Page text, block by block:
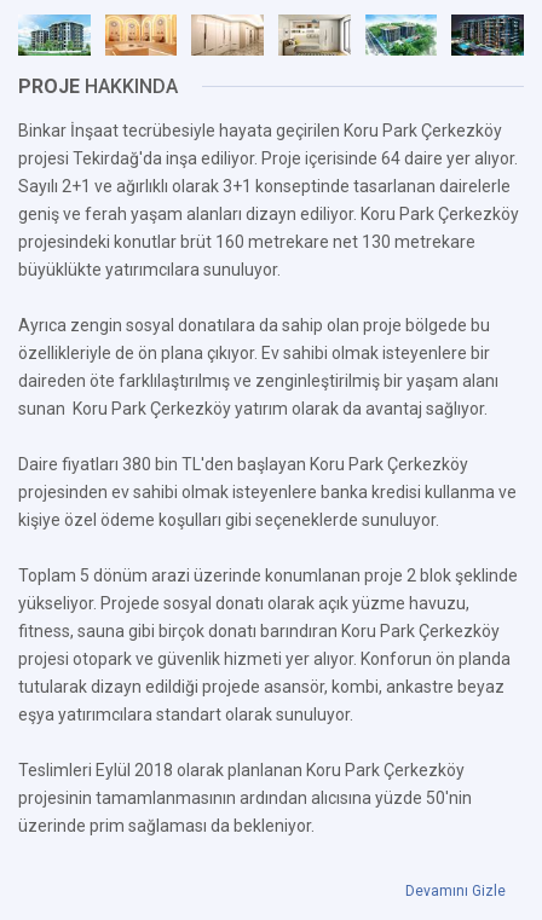
PROJE HAKKINDA
Binkar İnşaat tecrübesiyle hayata geçirilen Koru Park Çerkezköy
projesi Tekirdağ'da inşa ediliyor. Proje içerisinde 64 daire yer alıyor.
Sayılı 2+1 ve ağırlıklı olarak 3+1 konseptinde tasarlanan dairelerle
geniş ve ferah yaşam alanları dizayn ediliyor. Koru Park Çerkezköy
projesindeki konutlar brüt 160 metrekare net 130 metrekare
büyüklükte yatırımcılara sunuluyor.
Ayrıca zengin sosyal donatılara da sahip olan proje bölgede bu
özellikleriyle de ön plana çıkıyor. Ev sahibi olmak isteyenlere bir
daireden öte farklılaştırılmış ve zenginleştirilmiş bir yaşam alanı
sunan Koru Park Çerkezköy yatırım olarak da avantaj sağlıyor.
Daire fiyatları 380 bin TL'den başlayan Koru Park Çerkezköy
projesinden ev sahibi olmak isteyenlere banka kredisi kullanma ve
kişiye özel ödeme koşulları gibi seçeneklerde sunuluyor.
Toplam 5 dönüm arazi üzerinde konumlanan proje 2 blok şeklinde
yükseliyor. Projede sosyal donatı olarak açık yüzme havuzu,
fitness, sauna gibi birçok donatı barındıran Koru Park Çerkezköy
projesi otopark ve güvenlik hizmeti yer alıyor. Konforun ön planda
tutularak dizayn edildiği projede asansör, kombi, ankastre beyaz
eşya yatırımcılara standart olarak sunuluyor.
Teslimleri Eylül 2018 olarak planlanan Koru Park Çerkezköy
projesinin tamamlanmasının ardından alıcısına yüzde 50'nin
üzerinde prim sağlaması da bekleniyor.
Devamını Gizle